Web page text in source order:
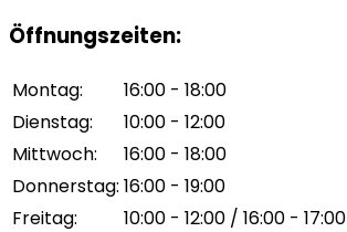
Öffnungszeiten:
Montag:
16:00 - 18:00
Dienstag:
10:00 - 12:00
Mittwoch:
16:00 - 18:00
Donnerstag: 16:00 - 19:00
Freitag:
10:00 - 12:00 / 16:00 - 17:00